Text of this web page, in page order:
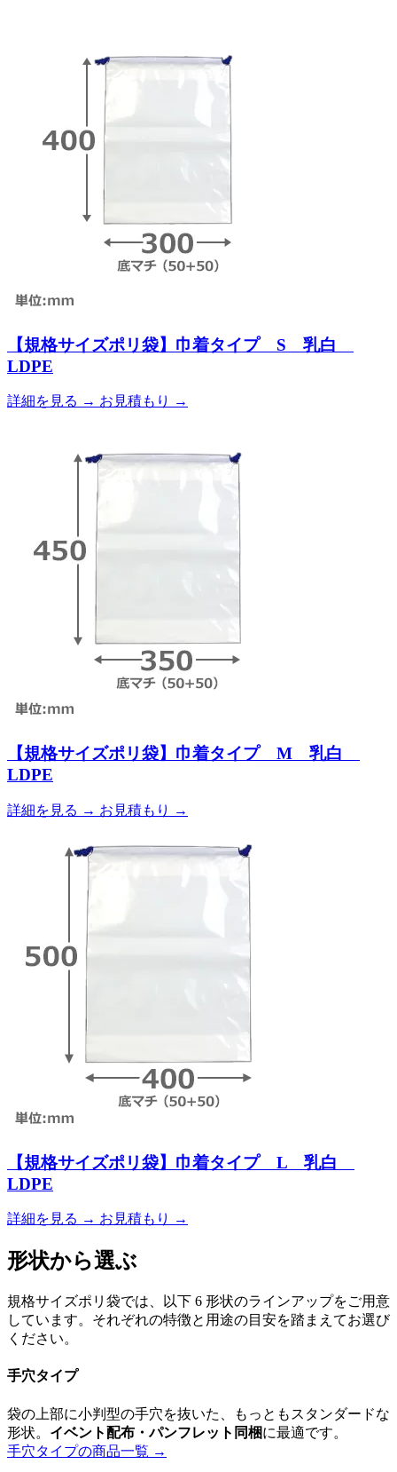
【規格サイズポリ袋】巾着タイプ S 乳白
LDPE
詳細を見る → お見積もり →
【規格サイズポリ袋】巾着タイプ M 乳白
LDPE
詳細を見る → お見積もり →
【規格サイズポリ袋】巾着タイプ L 乳白
LDPE
詳細を見る → お見積もり →
形状から選ぶ
規格サイズポリ袋では、以下 6 形状のラインアップをご用意
しています。それぞれの特徴と用途の目安を踏まえてお選び
ください。
手穴タイプ
袋の上部に小判型の手穴を抜いた、もっともスタンダードな
形状。 イベント配布・パンフレット同梱に最適です。
手穴タイプの商品一覧 →